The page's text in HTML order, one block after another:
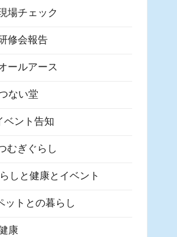
場チェック
修会報告
ールアース
ない堂
ベント告知
むぎぐらし
しと健康とイベント
ットとの暮らし
康